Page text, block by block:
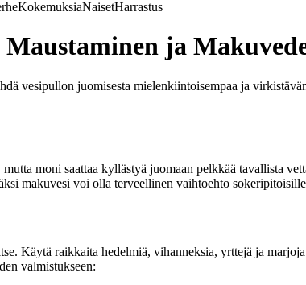
KokemuksiaNaisetHarrastus
Maustaminen ja
vesipullon juomisesta mielenkiintoisempaa ja
moni saattaa kyllästyä juomaan pelkkää tavallista
makuvesi voi olla terveellinen vaihtoehto
Käytä raikkaita hedelmiä, vihanneksia, yrttejä ja
valmistukseen: